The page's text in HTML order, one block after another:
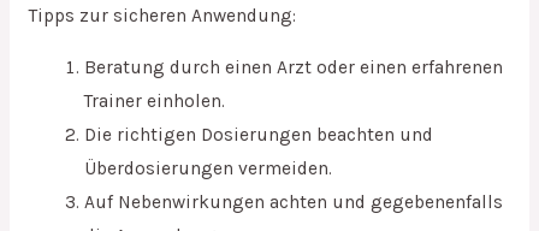
Tipps zur sicheren Anwendung:
Beratung durch einen Arzt oder einen erfahrenen
Trainer einholen.
Die richtigen Dosierungen beachten und
Überdosierungen vermeiden.
Auf Nebenwirkungen achten und gegebenenfalls